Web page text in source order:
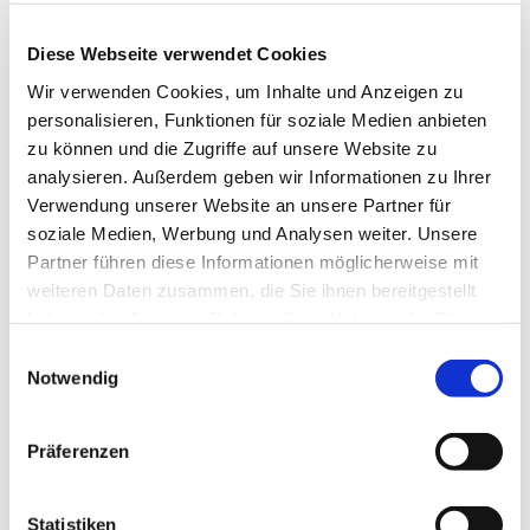
Diese Webseite verwendet Cookies
Wir verwenden Cookies, um Inhalte und Anzeigen zu
personalisieren, Funktionen für soziale Medien anbieten
zu können und die Zugriffe auf unsere Website zu
analysieren. Außerdem geben wir Informationen zu Ihrer
Verwendung unserer Website an unsere Partner für
soziale Medien, Werbung und Analysen weiter. Unsere
Partner führen diese Informationen möglicherweise mit
weiteren Daten zusammen, die Sie ihnen bereitgestellt
Notwendig
Präferenzen
Statistiken
Absatzgenossenschaft Vogelsberg e.G.
Wir sind seit 75 Jahren ein leistungsstarker Partner